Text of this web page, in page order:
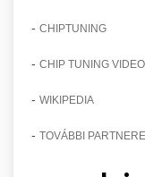
- CHIPTUNING
- CHIP TUNING VIDEO
- WIKIPEDIA
- TOVÁBBI